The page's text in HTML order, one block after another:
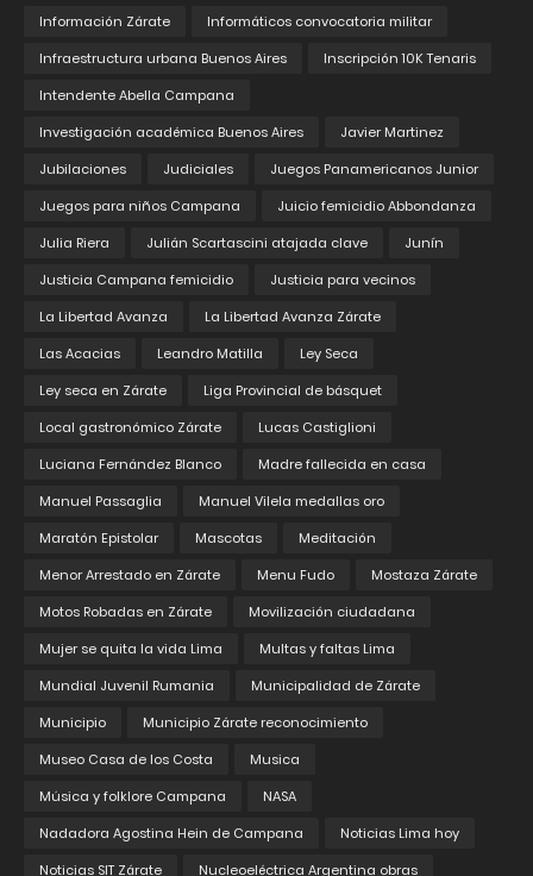
Información Zárate
Informáticos convocatoria militar
Infraestructura urbana Buenos Aires
Inscripción 10K Tenaris
Intendente Abella Campana
Investigación académica Buenos Aires
Javier Martinez
Jubilaciones
Judiciales
Juegos Panamericanos Junior
Juegos para niños Campana
Juicio femicidio Abbondanza
Julia Riera
Julián Scartascini atajada clave
Junín
Justicia Campana femicidio
Justicia para vecinos
La Libertad Avanza
La Libertad Avanza Zárate
Las Acacias
Leandro Matilla
Ley Seca
Ley seca en Zárate
Liga Provincial de básquet
Local gastronómico Zárate
Lucas Castiglioni
Luciana Fernández Blanco
Madre fallecida en casa
Manuel Passaglia
Manuel Vilela medallas oro
Maratón Epistolar
Mascotas
Meditación
Menor Arrestado en Zárate
Menu Fudo
Mostaza Zárate
Motos Robadas en Zárate
Movilización ciudadana
Mujer se quita la vida Lima
Multas y faltas Lima
Mundial Juvenil Rumania
Municipalidad de Zárate
Municipio
Municipio Zárate reconocimiento
Museo Casa de los Costa
Musica
Música y folklore Campana
NASA
Nadadora Agostina Hein de Campana
Noticias Lima hoy
Noticias SIT Zárate
Nucleoeléctrica Argentina obras